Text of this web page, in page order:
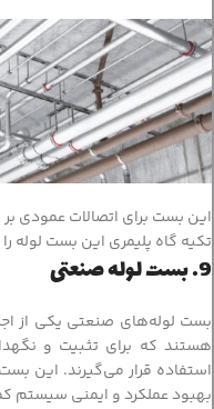
این بست برای اتصالات عمودی
تکیه گاه پلیمری این بست لوله
9. بست لوله صنعتی
بست لوله‌های صنعتی یکی از
هستند که برای تثبیت و
استفاده قرار می‌گیرند. این
بهبود عملکرد و ایمنی سیستم